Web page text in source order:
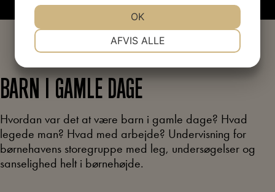
BARN I GAMLE DAGE
Hvordan var det at være barn i gamle dage? Hvad
legede man? Hvad med arbejde? Undervisning for
børnehavens storegruppe med leg, undersøgelser og
sanselighed helt i børnehøjde.
MARKETING
AFVIS ALLE
OK